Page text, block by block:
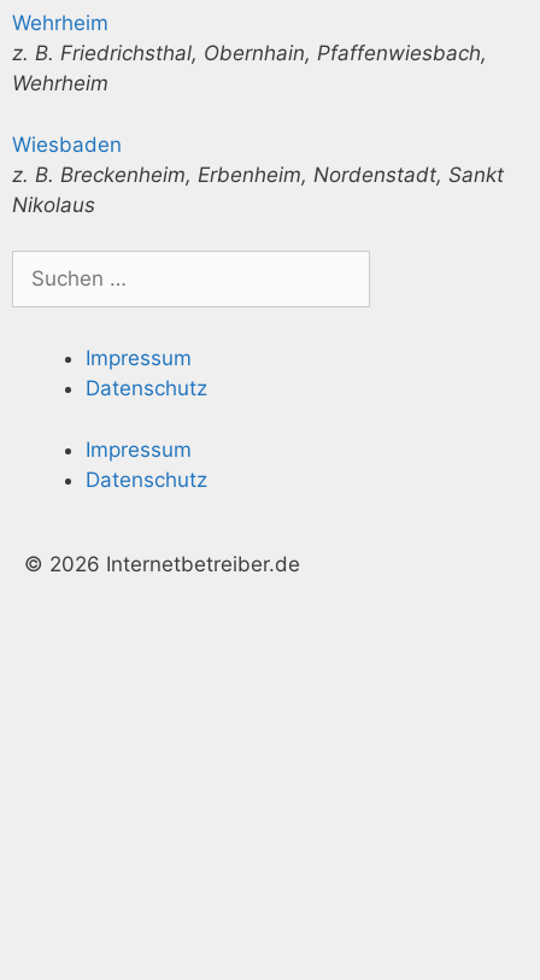
Wehrheim
z. B. Friedrichsthal, Obernhain, Pfaffenwiesbach,
Wehrheim
Wiesbaden
z. B. Breckenheim, Erbenheim, Nordenstadt, Sankt
Nikolaus
Impressum
Datenschutz
Impressum
Datenschutz
© 2026 Internetbetreiber.de